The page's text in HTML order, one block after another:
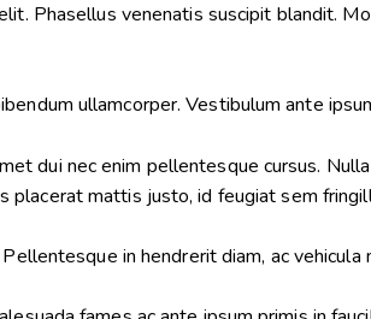
Phasellus venenatis suscipit blandit.
ullamcorper. Vestibulum ante
dui nec enim pellentesque cursus.
placerat mattis justo, id feugiat sem
in hendrerit diam, ac